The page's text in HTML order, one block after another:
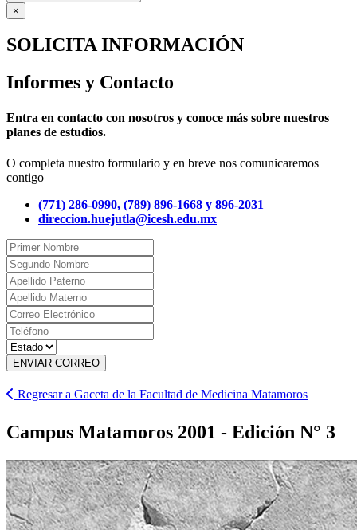
×
SOLICITA INFORMACIÓN
Informes y Contacto
Entra en contacto con nosotros y conoce más sobre nuestros
planes de estudios.
O completa nuestro formulario y en breve nos comunicaremos
contigo
(771) 286-0990, (789) 896-1668 y 896-2031
direccion.huejutla@icesh.edu.mx
ENVIAR CORREO
Regresar a Gaceta de la Facultad de Medicina Matamoros
Campus Matamoros 2001 - Edición N° 3